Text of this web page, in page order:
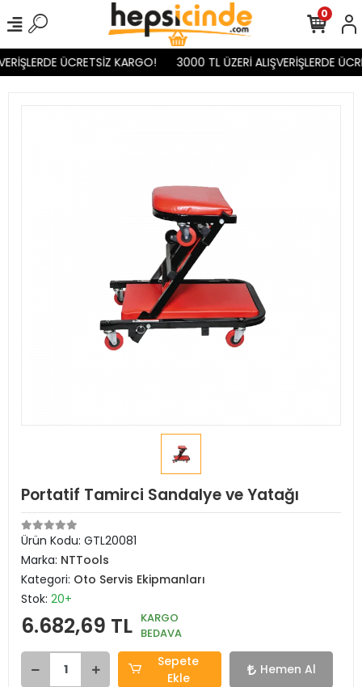
ÜCRETSİZ KARGO! 3000 TL ÜZERİ ALIŞVERİŞLERDE
0
Portatif Tamirci Sandalye ve Yatağı
Ürün Kodu: GTL20081
Marka: NTTools
Kategori: Oto Servis Ekipmanları
Stok: 20+
6.682,69 TL KARGO
BEDAVA
Sepete
Ekle
Hemen Al